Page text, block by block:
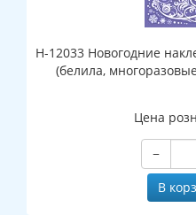
Н-12033 Новогодние
(белила,
Цена
−
В